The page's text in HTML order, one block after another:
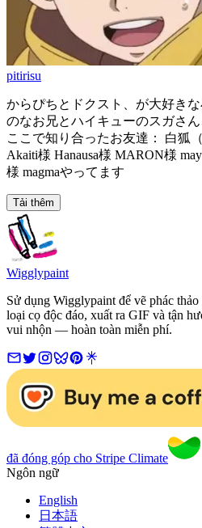
pitirisu
からぴちとドクスト、が大好き
のなお兄とハイキューのスガさ
ここで知り合ったお友達： 白狐
Akaiti様 Hanausa様 MARON様 may
様 magmaやってます
Tải thêm
Wigglypaint
Sử dụng Wigglypaint để vẽ phác
loại cọ độc đáo, xuất ra GIF và tận
vui nhộn — hoàn toàn miễn phí.
đã đóng góp cho Stripe Climate
Ngôn ngữ
English
日本語